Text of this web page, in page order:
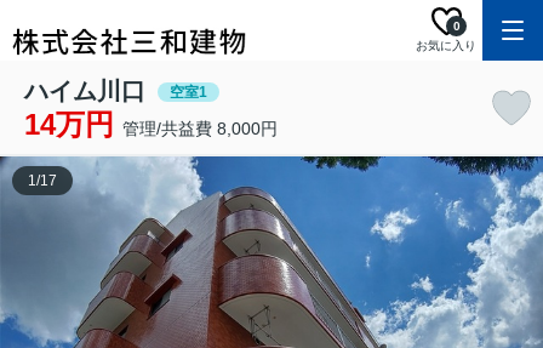
お気に入り
0
ハイム川口 空室1
14万円 管理/共益費 8,000円
1/17